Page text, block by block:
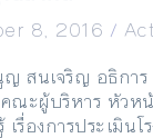
8, 2016 /
สนเจริญ อธิการ
ณะผู้บริหาร หัวห
เรื่องการประเมินโ